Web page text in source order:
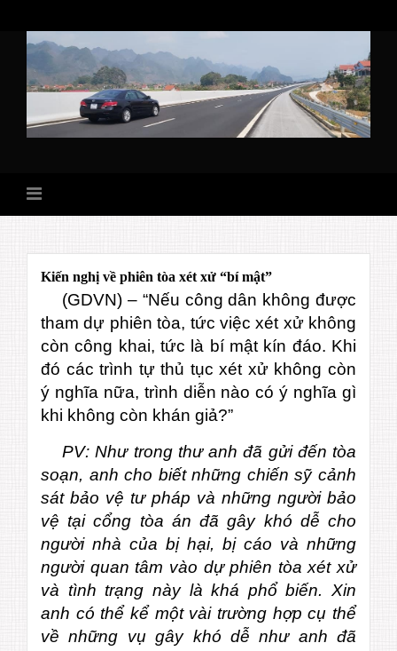
content
Kiến nghị về phiên tòa xét xử “bí mật”
(GDVN) – “Nếu công dân không được
tham dự phiên tòa, tức việc xét xử không
còn công khai, tức là bí mật kín đáo. Khi
đó các trình tự thủ tục xét xử không còn
ý nghĩa nữa, trình diễn nào có ý nghĩa gì
khi không còn khán giả?”
PV: Như trong thư anh đã gửi đến tòa
soạn, anh cho biết những chiến sỹ cảnh
sát bảo vệ tư pháp và những người bảo
vệ tại cổng tòa án đã gây khó dễ cho
người nhà của bị hại, bị cáo và những
người quan tâm vào dự phiên tòa xét xử
và tình trạng này là khá phổ biến. Xin
anh có thể kể một vài trường hợp cụ thể
về những vụ gây khó dễ như anh đã